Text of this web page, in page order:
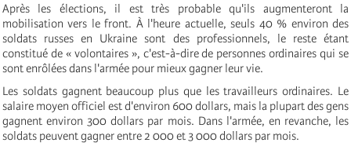
Après les élections, il est très probable qu'ils augmenteront la
mobilisation vers le front. À l'heure actuelle, seuls 40 % environ des
soldats russes en Ukraine sont des professionnels, le reste étant
constitué de « volontaires », c'est-à-dire de personnes ordinaires qui se
sont enrôlées dans l'armée pour mieux gagner leur vie.
Les soldats gagnent beaucoup plus que les travailleurs ordinaires. Le
salaire moyen officiel est d'environ 600 dollars, mais la plupart des gens
gagnent environ 300 dollars par mois. Dans l'armée, en revanche, les
soldats peuvent gagner entre 2 000 et 3 000 dollars par mois.